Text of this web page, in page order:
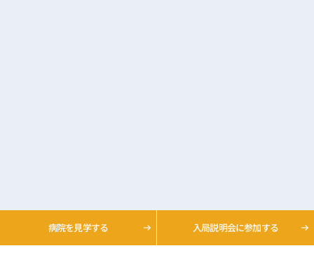
病院を見学する 入局説明会に参加する